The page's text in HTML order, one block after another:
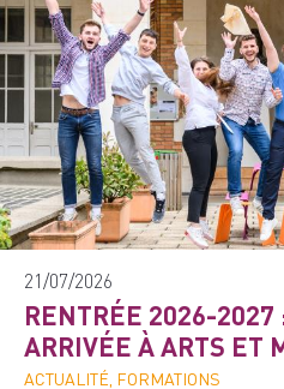
21/07/2026
RENTRÉE 2026-2027
ARRIVÉE À ARTS ET
ACTUALITÉ, FORMATIONS